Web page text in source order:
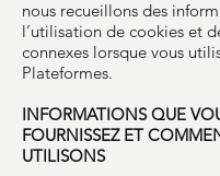
nous recueillons des
l’utilisation de cookies et
connexes lorsque vous
Plateformes.
INFORMATIONS QUE
FOURNISSEZ ET
UTILISONS